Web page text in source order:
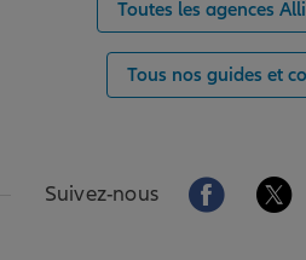
Toutes les agences
Tous nos guides et
Suivez-nous Aller sur la